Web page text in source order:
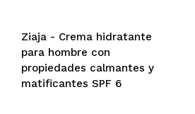
Ziaja - Crema hidratante
para hombre con
propiedades calmantes y
matificantes SPF 6